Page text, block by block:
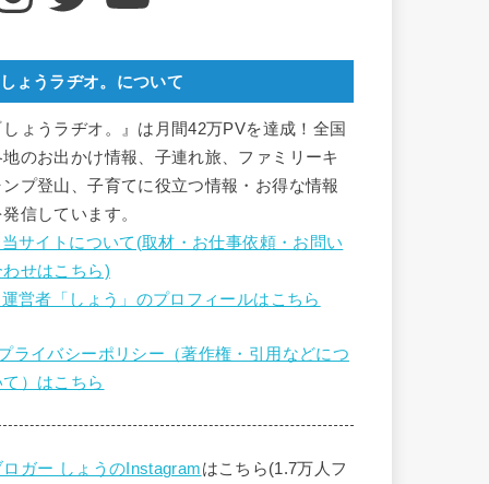
しょうラヂオ。について
しょうラヂオ。』は月間42万PVを達成！全国
地のお出かけ情報、子連れ旅、ファミリーキ
ンプ登山、子育てに役立つ情報・お得な情報
信しています。
サイトについて(取材・お仕事依頼・お問い
わせはこちら)
営者「しょう」のプロフィールはこちら
ライバシーポリシー（著作権・引用などにつ
て）はこちら
ロガー しょうのInstagramはこちら(1.7万人フ